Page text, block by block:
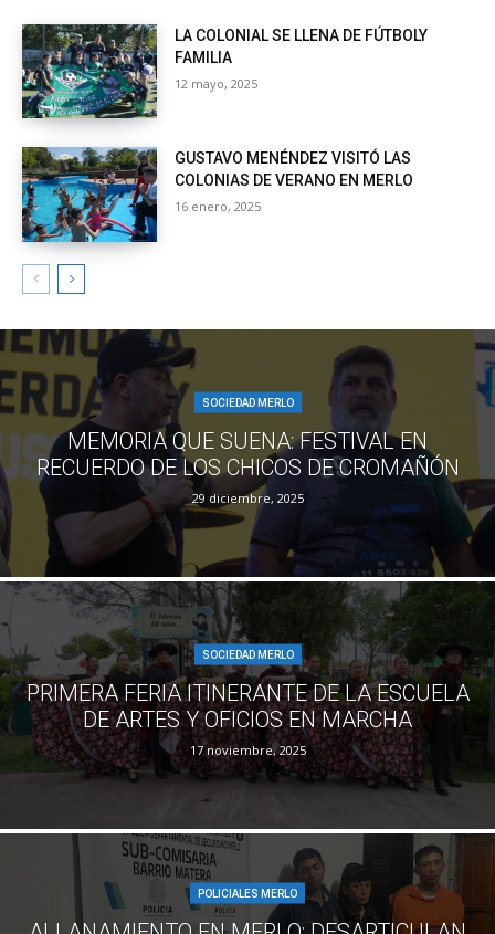
LA COLONIAL SE LLENA DE FÚTBOLY
FAMILIA
12 mayo, 2025
GUSTAVO MENÉNDEZ VISITÓ LAS
COLONIAS DE VERANO EN MERLO
16 enero, 2025
SOCIEDAD MERLO
MEMORIA QUE SUENA: FESTIVAL EN
RECUERDO DE LOS CHICOS DE CROMAÑÓN
29 diciembre, 2025
SOCIEDAD MERLO
PRIMERA FERIA ITINERANTE DE LA ESCUELA
DE ARTES Y OFICIOS EN MARCHA
17 noviembre, 2025
POLICIALES MERLO